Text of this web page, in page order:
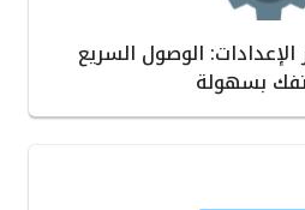
الوصول السريع
بسهولة